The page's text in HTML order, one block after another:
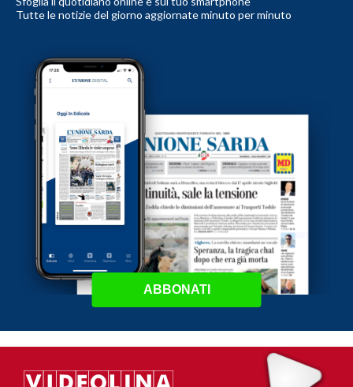
Tutte le notizie del giorno aggiornate minuto per minuto
ABBONATI